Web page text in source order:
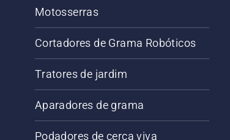
Motosserras
Cortadores de Grama Robóticos
Tratores de jardim
Aparadores de grama
Podadores de cerca viva